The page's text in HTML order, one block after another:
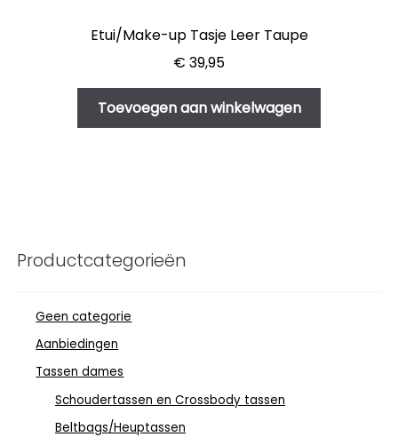
Etui/Make-up Tasje Leer Taupe
€ 39,95
Toevoegen aan winkelwagen
Productcategorieën
Geen categorie
Aanbiedingen
Tassen dames
Schoudertassen en Crossbody tassen
Beltbags/Heuptassen